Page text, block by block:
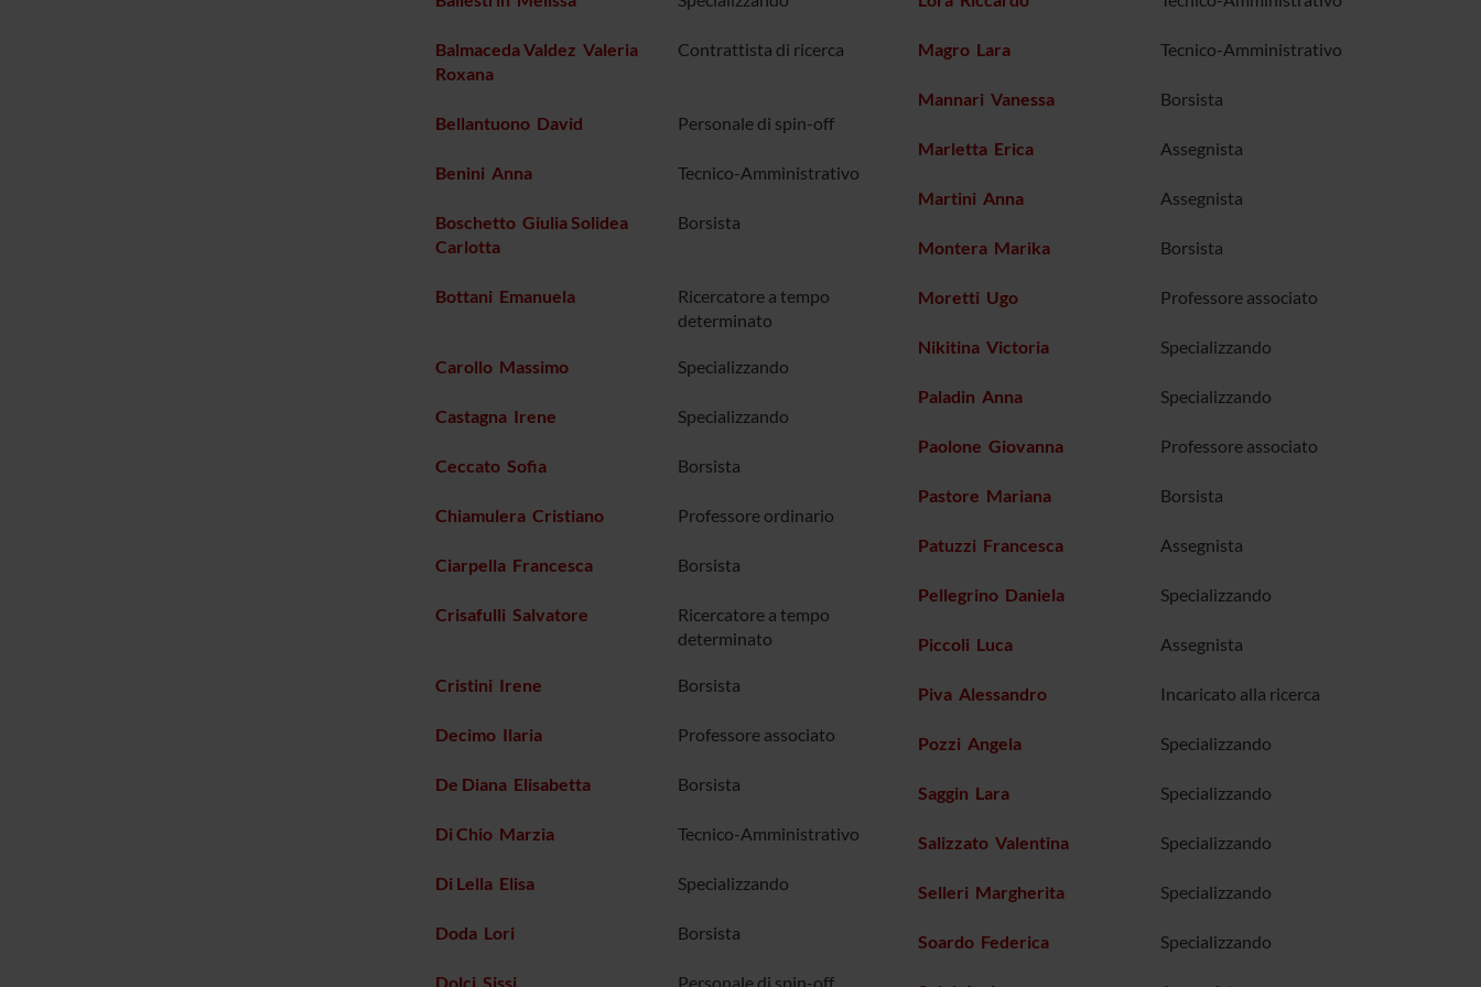
Balmaceda Valdez Valeria
Roxana
Contrattista di ricerca
Bellantuono David Personale di spin-off
Benini Anna Tecnico-Amministrativo
Boschetto Giulia Solidea
Carlotta
Borsista
Bottani Emanuela
Ricercatore a tempo
determinato
Carollo Massimo Specializzando
Castagna Irene Specializzando
Ceccato Sofia Borsista
Chiamulera Cristiano Professore ordinario
Ciarpella Francesca Borsista
Crisafulli Salvatore
Ricercatore a tempo
determinato
Cristini Irene Borsista
Decimo Ilaria Professore associato
De Diana Elisabetta Borsista
Di Chio Marzia Tecnico-Amministrativo
Di Lella Elisa Specializzando
Doda Lori Borsista
Dolci Sissi Personale di spin-off
Magro Lara Tecnico-Amministrativo
Mannari Vanessa Borsista
Marletta Erica Assegnista
Martini Anna Assegnista
Montera Marika Borsista
Moretti Ugo Professore associato
Nikitina Victoria Specializzando
Paladin Anna Specializzando
Paolone Giovanna Professore associato
Pastore Mariana Borsista
Patuzzi Francesca Assegnista
Pellegrino Daniela Specializzando
Piccoli Luca Assegnista
Piva Alessandro Incaricato alla ricerca
Pozzi Angela Specializzando
Saggin Lara Specializzando
Salizzato Valentina Specializzando
Selleri Margherita Specializzando
Soardo Federica Specializzando